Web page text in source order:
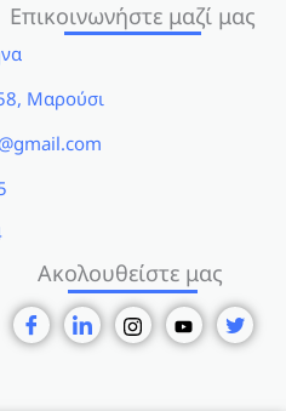
Επικοινωνήστε μαζί μας
Μαρούσι
Ακολουθείστε μας